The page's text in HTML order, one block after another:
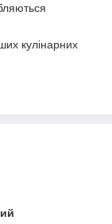
кулінарних